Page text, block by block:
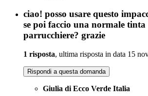
ciao! posso usare questo
se poi faccio una normale
parrucchiere? grazie
1 risposta, ultima risposta in data 15
Rispondi a questa domanda
Giulia di Ecco Verde Italia